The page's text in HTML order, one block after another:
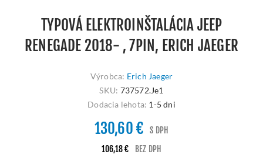
TYPOVÁ ELEKTROINŠTALÁCIA JEEP
RENEGADE 2018- , 7PIN, ERICH JAEGER
Výrobca: Erich Jaeger
SKU: 737572.Je1
Dodacia lehota: 1-5 dni
130,60 €
S DPH
106,18 €
BEZ DPH